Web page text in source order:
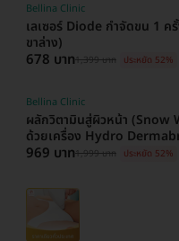
เลเซอร์ Diode กำจัดขน 1 ค
ขาล่าง)
Bellina Clinic
678 บาท1,399 บาท ประหยัด 52%
ผลักวิตามินสู่ผิวหน้า (Snow
ด้วยเครื่อง Hydro
Bellina Clinic
969 บาท1,999 บาท ประหยัด 52%